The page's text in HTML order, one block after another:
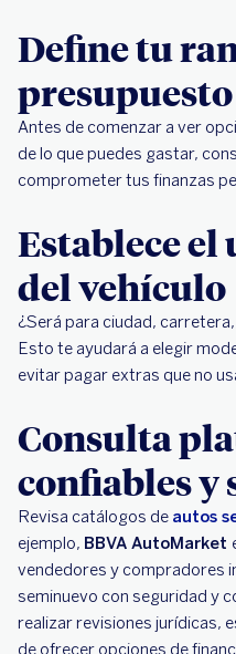
Define tu
Antes de comenzar a ver
de lo que puedes gastar,
comprometer tus finanzas
Establece
del vehículo
¿Será para ciudad,
Esto te ayudará a elegir
evitar pagar extras que no
Consulta
confiables y
Revisa catálogos de autos
ejemplo, BBVA AutoMarket
vendedores y compradores
seminuevo con seguridad y
realizar revisiones jurídicas,
de ofrecer opciones de